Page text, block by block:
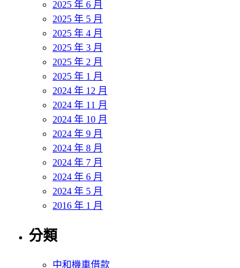
2025 年 6 月
2025 年 5 月
2025 年 4 月
2025 年 3 月
2025 年 2 月
2025 年 1 月
2024 年 12 月
2024 年 11 月
2024 年 10 月
2024 年 9 月
2024 年 8 月
2024 年 7 月
2024 年 6 月
2024 年 5 月
2016 年 1 月
分類
中和機車借款